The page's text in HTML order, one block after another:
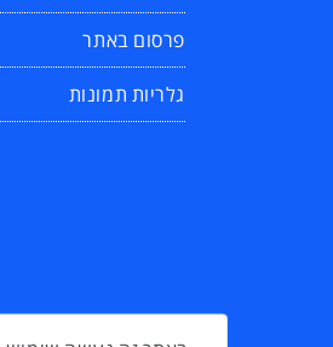
פרסום באתר
גלריות תמונות